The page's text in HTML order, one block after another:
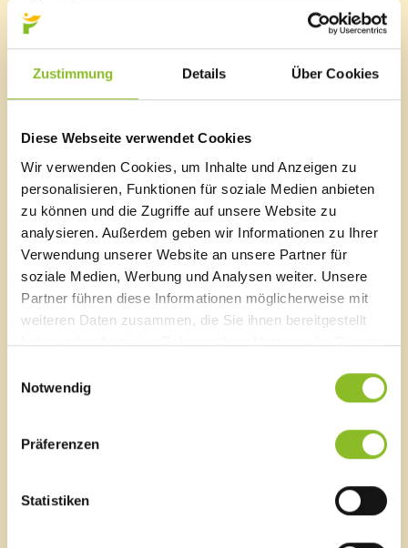
Zustimmung Details Über Cookies
Diese Webseite verwendet Cookies
Wir verwenden Cookies, um Inhalte und Anzeigen zu
personalisieren, Funktionen für soziale Medien anbieten
zu können und die Zugriffe auf unsere Website zu
analysieren. Außerdem geben wir Informationen zu Ihrer
Verwendung unserer Website an unsere Partner für
soziale Medien, Werbung und Analysen weiter. Unsere
Partner führen diese Informationen möglicherweise mit
weiteren Daten zusammen, die Sie ihnen bereitgestellt
haben oder die sie im Rahmen Ihrer Nutzung der Dienste
Notwendig
Präferenzen
Statistiken
Die 02. öffentliche Sitzung der Gemeindevertretung
wird nun am 14. Jänner 2021 im Adalbert-Welte-Saal
nachgeholt. Aufgrund der derzeitigen Covid-19-
Situation werden alle Interessierten gebeten, den Live-
Stream zu nutzen. Unter
www.frastanz.atwird die
Marktgemeinde Frastanz
Sägenplatz 1
A-6820 Frastanz, Österreich
Lageplan
T0043 5522 51534-0
F 0043 5522 51534-6
Ortsplan